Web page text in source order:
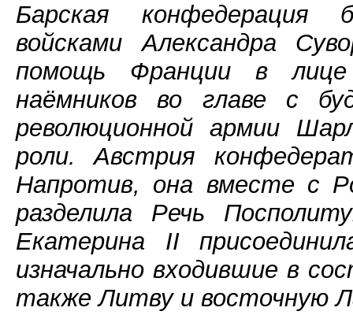
Барская конфедерация
войсками Александра
помощь Франции в лице
наёмников во главе с
революционной армии
роли. Австрия
Напротив, она вместе с
разделила Речь
Екатерина II
изначально входившие в
также Литву и восточную